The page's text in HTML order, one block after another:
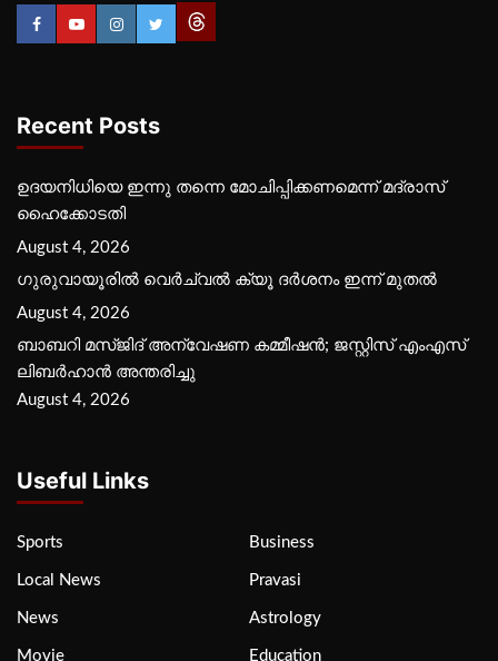
Recent Posts
ഉദയനിധിയെ ഇന്നു തന്നെ മോചിപ്പിക്കണമെന്ന് മദ്രാസ്
ഹൈക്കോടതി
August 4, 2026
ഗുരുവായൂരില്‍ വെര്‍ച്വല്‍ ക്യൂ ദര്‍ശനം ഇന്ന് മുതല്‍
August 4, 2026
ബാബറി മസ്ജിദ് അന്വേഷണ കമ്മീഷന്‍; ജസ്റ്റിസ് എംഎസ്
ലിബര്‍ഹാന്‍ അന്തരിച്ചു
August 4, 2026
Useful Links
Sports Business
Local News Pravasi
News Astrology
Movie Education